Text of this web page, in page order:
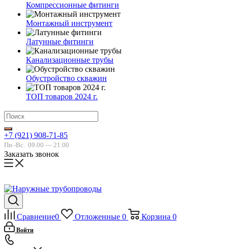
Компрессионные фитинги
Монтажный инструмент
Латунные фитинги
Канализационные трубы
Обустройство скважин
ТОП товаров 2024 г.
+7 (921) 908-71-85
Пн.-Вс. 09.00 — 21.00
Заказать звонок
Сравнение0 Отложенные 0 Корзина 0
Войти